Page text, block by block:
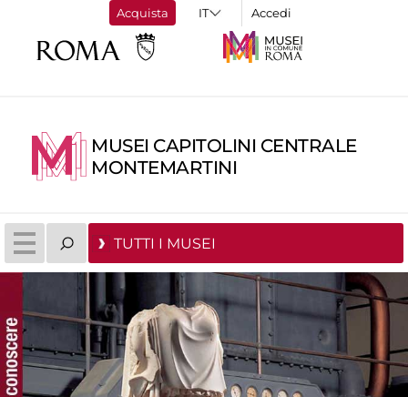
Acquista Accedi
MUSEI CAPITOLINI CENTRALE
MONTEMARTINI
TUTTI I MUSEI